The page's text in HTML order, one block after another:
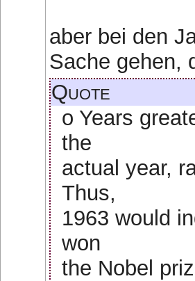
aber bei den
Sache gehen,
Quote
o Years
the
actual year,
Thus,
1963 would
won
the Nobel